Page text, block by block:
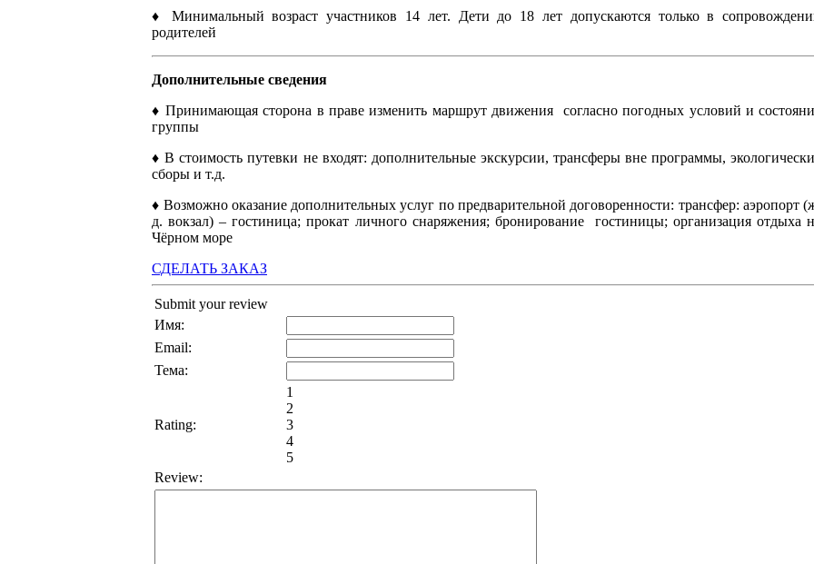
♦ Минимальный возраст участников 14 лет. Дети до 18 лет допускаются только в
родителей
Дополнительные сведения
♦ Принимающая сторона в праве изменить маршрут движения согласно погодных условий и
группы
♦ В стоимость путевки не входят: дополнительные экскурсии, трансферы вне программы,
сборы и т.д.
♦ Возможно оказание дополнительных услуг по предварительной договоренности: трансфер: аэропорт
д. вокзал) – гостиница; прокат личного снаряжения; бронирование гостиницы; организация отдыха
Чёрном море
СДЕЛАТЬ ЗАКАЗ
Submit your review
Имя:
Email:
Тема:
Rating:
1
2
3
4
5
Review: